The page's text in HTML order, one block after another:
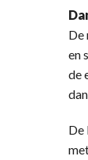
De
en
de
De